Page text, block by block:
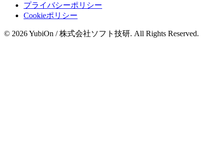
プライバシーポリシー
Cookieポリシー
© 2026 YubiOn / 株式会社ソフト技研. All Rights Reserved.